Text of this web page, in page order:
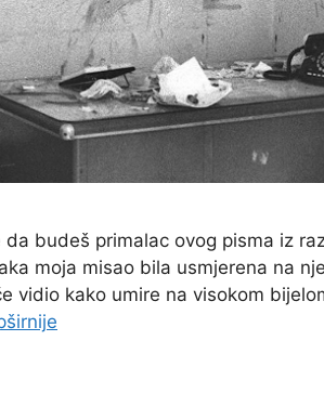
budeš primalac ovog pisma iz
moja misao bila usmjerena na
vidio kako umire na visokom